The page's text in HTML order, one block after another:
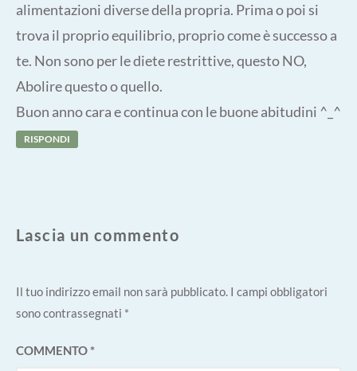
alimentazioni diverse della propria. Prima o poi si
trova il proprio equilibrio, proprio come è successo a
te. Non sono per le diete restrittive, questo NO,
Abolire questo o quello.
Buon anno cara e continua con le buone abitudini ^_^
RISPONDI
Lascia un commento
Il tuo indirizzo email non sarà pubblicato. I campi obbligatori
sono contrassegnati *
COMMENTO*